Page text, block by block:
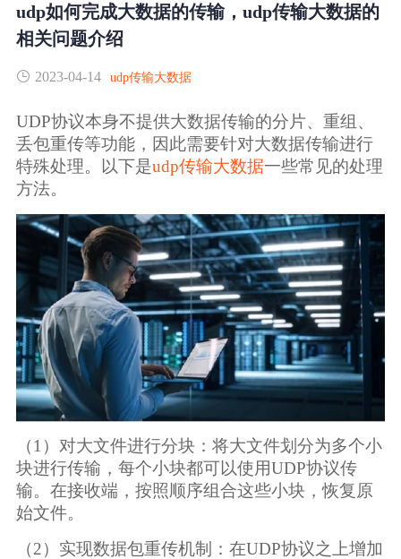
SDK传输应用集成
镭速FTP加速
跨国数据传输
内外网文件交换
数据协作
数据分发
行业应用解决方案
政府机构
广告媒体
金融行业
新闻动态
生态合作
关于镭速
帮助中心
udp如何完成大数据的传输，udp传输大数据的
相关问题介绍
2023-04-14 udp传输大数据
UDP协议本身不提供大数据传输的分片、重组、
丢包重传等功能，因此需要针对大数据传输进行
特殊处理。以下是udp传输大数据一些常见的处理
方法。
（1）对大文件进行分块：将大文件划分为多个小
块进行传输，每个小块都可以使用UDP协议传
输。在接收端，按照顺序组合这些小块，恢复原
始文件。
（2）实现数据包重传机制：在UDP协议之上增加